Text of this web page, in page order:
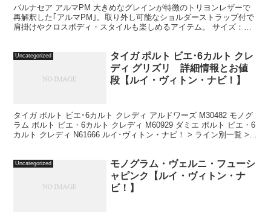
パルナセア アルマPM 大きめなグレインが特徴のトリヨンレザーで
再解釈した｢アルマPM｣。取り外し可能なショルダーストラップ付で
肩掛けやクロスボディ・スタイルも楽しめるアイテム。 サイズ：
Uncategorized
タイガ ポルト ビエ･6カルト クレ
ディ グリズリ 詳細情報とお値
段【ルイ・ヴィトン・ナビ！】
タイガ ポルト ビエ･6カルト クレディ アルドワーズ M30482 モノグ
ラム ポルト ビエ・6カルト クレディ M60929 ダミエ ポルト ビエ・6
カルト クレディ N61666 ルイ･ヴィトン・ナビ！ > ライン別一覧 >
Uncategorized
モノグラム・ヴェルニ・フューシ
ャピンク【ルイ・ヴィトン・ナ
ビ！】